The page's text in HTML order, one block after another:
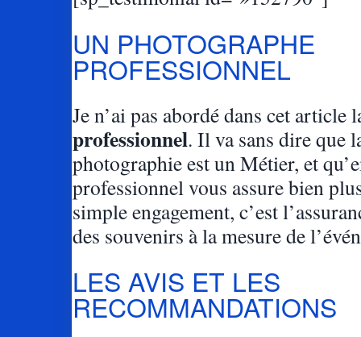
UN PHOTOGRAPHE
PROFESSIONNEL
Je n’ai pas abordé dans cet article
professionnel. Il va sans dire que
photographie est un Métier, et
professionnel vous assure bien
simple engagement, c’est
des souvenirs à la mesure de
LES AVIS ET LES
RECOMMANDATIONS